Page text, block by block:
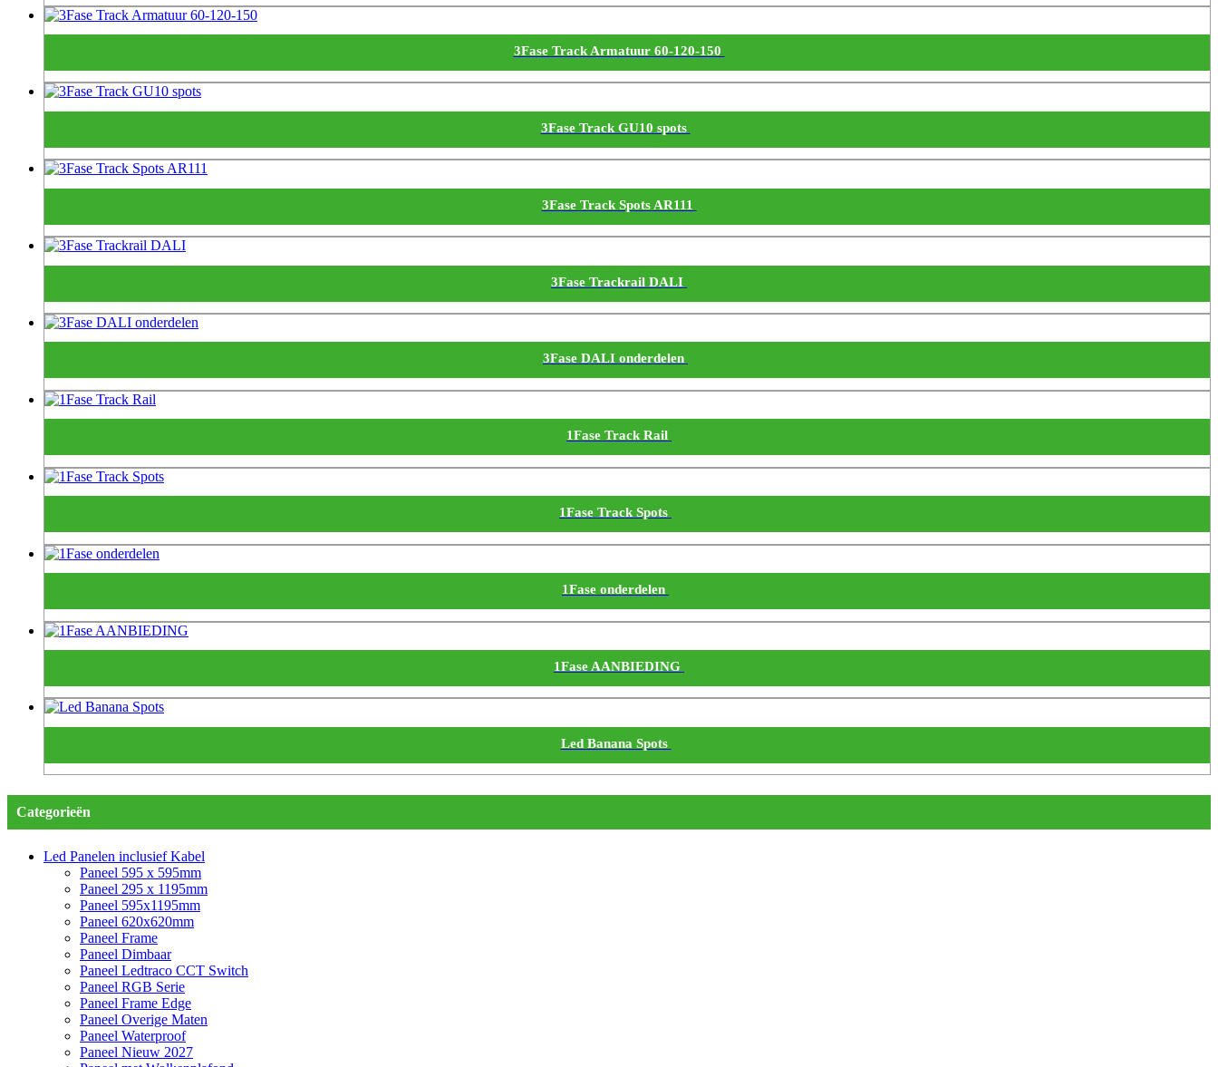
3Fase Track Armatuur 60-120-150
3Fase Track GU10 spots
3Fase Track Spots AR111
3Fase Trackrail DALI
3Fase DALI onderdelen
1Fase Track Rail
1Fase Track Spots
1Fase onderdelen
1Fase AANBIEDING
Led Banana Spots
Categorieën
Led Panelen inclusief Kabel
Paneel 595 x 595mm
Paneel 295 x 1195mm
Paneel 595x1195mm
Paneel 620x620mm
Paneel Frame
Paneel Dimbaar
Paneel Ledtraco CCT Switch
Paneel RGB Serie
Paneel Frame Edge
Paneel Overige Maten
Paneel Waterproof
Paneel Nieuw 2027